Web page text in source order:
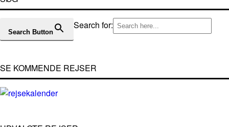
Search for:
Search Button
SE KOMMENDE REJSER